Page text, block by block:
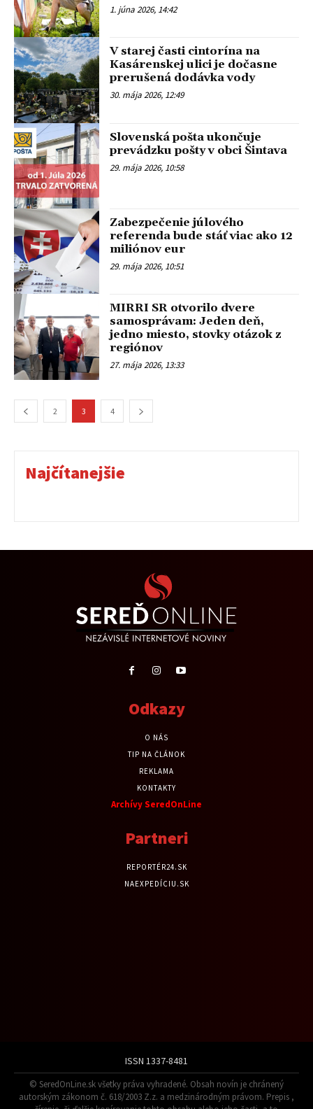
1. júna 2026, 14:42
V starej časti cintorína na
Kasárenskej ulici je dočasne
prerušená dodávka vody
30. mája 2026, 12:49
Slovenská pošta ukončuje
prevádzku pošty v obci Šintava
29. mája 2026, 10:58
Zabezpečenie júlového
referenda bude stáť viac ako 12
miliónov eur
29. mája 2026, 10:51
MIRRI SR otvorilo dvere
samosprávam: Jeden deň,
jedno miesto, stovky otázok z
regiónov
27. mája 2026, 13:33
2 3 4
Najčítanejšie
Odkazy
O NÁS
TIP NA ČLÁNOK
REKLAMA
KONTAKTY
Archívy SeredOnLine
Partneri
REPORTÉR24.SK
NAEXPEDÍCIU.SK
ISSN 1337-8481
© SeredOnLine.sk všetky práva vyhradené. Obsah novín je chránený
autorským zákonom č. 618/2003 Z.z. a medzinárodným právom. Prepis ,